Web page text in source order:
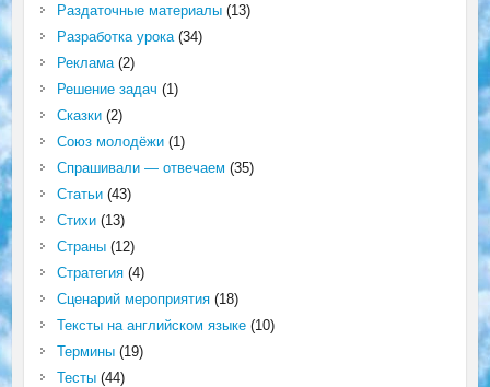
Раздаточные материалы(13)
Разработка урока(34)
Реклама(2)
Решение задач (1)
Сказки(2)
Союз молодёжи(1)
Спрашивали — отвечаем (35)
Статьи(43)
Стихи(13)
Страны(12)
Стратегия(4)
Сценарий мероприятия(18)
Тексты на английском языке(10)
Термины(19)
Тесты(44)